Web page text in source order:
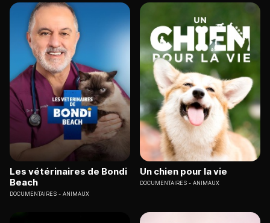
Les vétérinaires de Bondi
Beach
DOCUMENTAIRES ANIMAUX
Un chien pour la vie
DOCUMENTAIRES ANIMAUX